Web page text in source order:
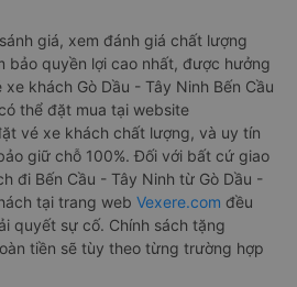
giá, xem đánh giá chất lượng
bảo quyền lợi cao nhất, được hưởng
khách Gò Dầu - Tây Ninh Bến Cầu
thể đặt mua tại website
vé xe khách chất lượng, và uy tín
giữ chỗ 100%. Đối với bất cứ giao
đi Bến Cầu - Tây Ninh từ Gò Dầu -
tại trang web Vexere.com đều
quyết sự cố. Chính sách tặng
tiền sẽ tùy theo từng trường hợp